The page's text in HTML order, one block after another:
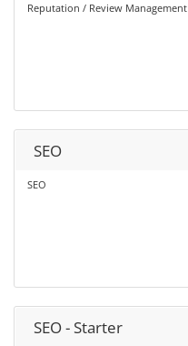
Reputation / Review Management
SEO
SEO
SEO - Starter